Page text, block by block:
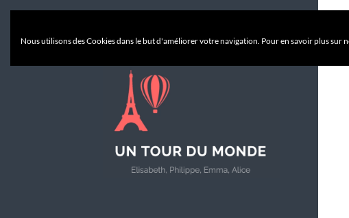
Nous utilisons des Cookies dans le but d'améliorer votre navigation. Pour en savoir plus